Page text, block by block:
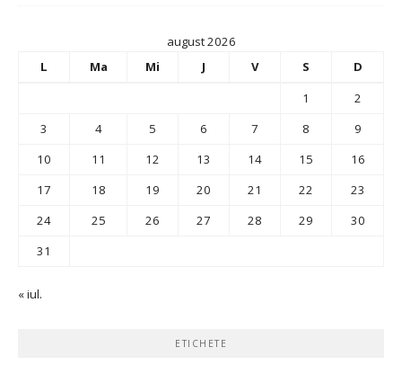
august 2026
L
Ma Mi J V S
D
1
2
3
4 5 6 7 8
9
10
11 12 13 14 15
16
17
18 19 20 21 22
23
24
25 26 27 28 29
30
31
« iul.
ETICHETE